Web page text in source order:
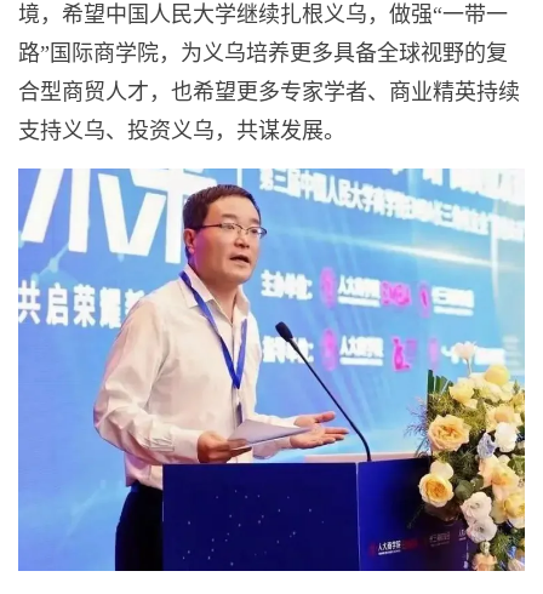
境，希望中国人民大学继续扎根义乌，做强“一带一
路”国际商学院，为义乌培养更多具备全球视野的复
合型商贸人才，也希望更多专家学者、商业精英持续
支持义乌、投资义乌，共谋发展。